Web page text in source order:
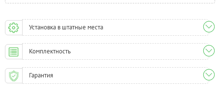
Установка в штатные места
Комплектность
Гарантия